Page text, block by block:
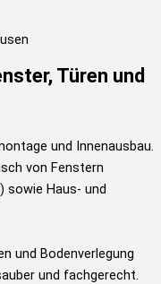
Türen und
und Innenausbau.
von Fenstern
Haus- und
und Bodenverlegung
und fachgerecht.